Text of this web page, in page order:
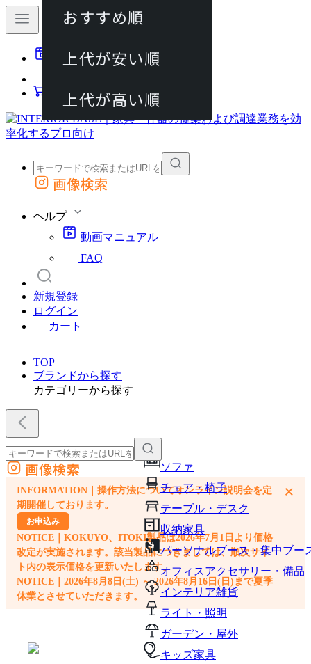
動画マニュアル
カート
外部サイトの商品をカートに追加
画像検索
ヘルプ
動画マニュアル
FAQ
新規登録
ログイン
カート
TOP
ブランドから探す
カテゴリーから探す
ソファ
チェア・椅子
テーブル・デスク
収納家具
パーソナルブース・集中ブー
オフィスアクセサリー・備品
インテリア雑貨
ライト・照明
ガーデン・屋外
キッズ家具
外部サイトの商品をカートに追加
他のサイトで見つけた商品ページのURLを貼り付けて、カートに追加できます
画像検索
INFORMATION｜操作方法についてオンライン説明会を定
期開催しております。
お申込み
NOTICE｜KOKUYO、ITOKI製品は2026年7月1日より価格
改定が実施されます。該当製品につきましては、順次サイ
ト内の表示価格を更新いたします。
NOTICE｜2026年8月8日(土) ～ 2026年8月16日(日)まで夏季
休業とさせていただきます。
×
おすすめ順
上代が安い順
上代が高い順